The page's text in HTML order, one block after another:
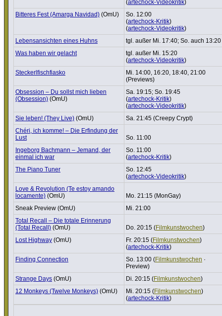
(artechock-Videokritik)
Bitteres Fest (Amarga Navidad) (OmU)
So. 12:00
(artechock-Kritik)
(artechock-Videokritik)
Lebens­an­sichten eines Huhns
tgl. außer Mi. 17:40; So. auch 13:20
Was haben wir gelacht
tgl. außer Mi. 15:20
(artechock-Videokritik)
Steckerl­fisch­fi­asko
Mi. 14:00, 16:20, 18:40, 21:00
(Previews)
Obsession – Du sollst mich lieben
(Obsession) (OmU)
Sa. 19:15; So. 19:45
(artechock-Kritik)
(artechock-Videokritik)
Sie leben! (They Live) (OmU)
Sa. 21:45 (Creepy Crypt)
Chéri, ich komme! – Die Erfindung der
Lust
So. 11:00
Ingeborg Bachmann – Jemand, der
einmal ich war
So. 11:00
(artechock-Kritik)
The Piano Tuner
So. 12:45
(artechock-Videokritik)
Love & Revo­lu­tion (Te estoy amando
locamente) (OmU)
Mo. 21:15 (MonGay)
Sneak Preview (OmU)
Mi. 21:00
Total Recall – Die totale Erin­ne­rung
(Total Recall) (OmU) Do. 20:15 (Film­kunst­wo­chen)
Lost Highway (OmU) Fr. 20:15 (Film­kunst­wo­chen)
(artechock-Kritik)
Finding Connec­tion
So. 13:00 (Film­kunst­wo­chen ·
Preview)
Strange Days (OmU) Di. 20:15 (Film­kunst­wo­chen)
12 Monkeys (Twelve Monkeys) (OmU) Mi. 20:15 (Film­kunst­wo­chen)
(artechock-Kritik)